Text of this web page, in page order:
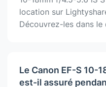
location sur
Découvrez-les dans
Le Canon EF-S 10-
est-il assuré